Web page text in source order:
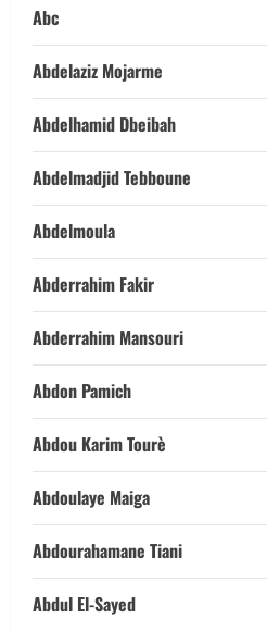
Abc
Abdelaziz Mojarme
Abdelhamid Dbeibah
Abdelmadjid Tebboune
Abdelmoula
Abderrahim Fakir
Abderrahim Mansouri
Abdon Pamich
Abdou Karim Tourè
Abdoulaye Maiga
Abdourahamane Tiani
Abdul El-Sayed